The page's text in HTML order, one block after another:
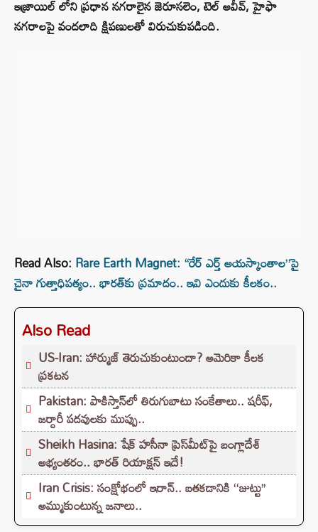
ఇజ్రాయిల్ లోని ప్రధాన నగరాలైన జెరూసలెం, టెల్ అవీవ్, హైఫా
నగరాలపై వందలాది క్షిపణులతో విరుచుకుపడింది.
Read Also: Rare Earth Magnet: “రేర్ ఎర్త్ అయస్కాంతాల”పై
చైనా గుత్తాధిపత్యం.. భారత్‌కు ప్రమాదం.. ఇవి ఎందుకు కీలకం..
Also Read
US-Iran: హార్ముజ్ తెరుచుకుంటుందా? అమెరికా కీలక
ప్రకటన
Pakistan: పాకిస్తాన్‌లో తిరుగుబాటు సంకేతాలు.. షరీఫ్,
జర్దారీ పదవులకు ముప్పు..
Sheikh Hasina: షేక్ హసీనా ప్రెస్‌మీట్‌పై బంగ్లాదేశ్
అభ్యంతరం.. భారత్ రియాక్షన్ ఇదే!
Iran Crisis: సంక్షోభంలో ఇరాన్.. బతకడానికి ‘‘జుట్టు’’
అమ్ముకుంటున్న జనాలు..